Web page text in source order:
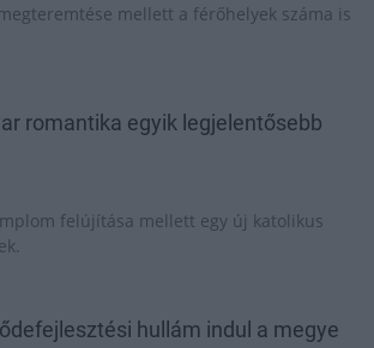
mellett a férőhelyek száma is
romantika egyik legjelentősebb
felújítása mellett egy új katolikus
hullám indul a megye